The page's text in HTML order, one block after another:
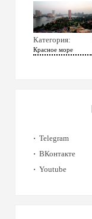
Категория:
Красное море
Telegram
ВКонтакте
Youtube